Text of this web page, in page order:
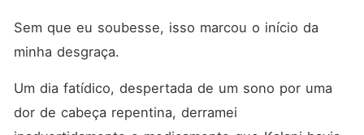
Sem que eu soubesse, isso marcou o início da
minha desgraça.
Um dia fatídico, despertada de um sono por uma
dor de cabeça repentina, derramei